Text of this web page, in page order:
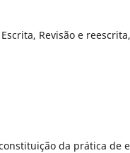
Revisão e reescrita,
da prática de